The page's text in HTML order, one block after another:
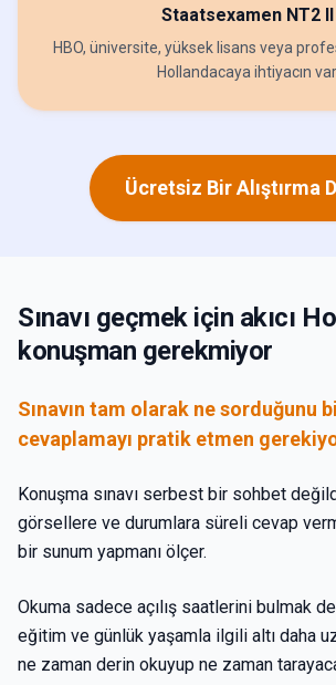
Staatsexamen NT2 II
HBO, üniversite, yüksek lisans veya
Hollandacaya ihtiyacın var.
Ücretsiz Bir Alıştırma
Sınavı geçmek için akıcı
konuşman gerekmiyor
Sınavın tam olarak ne sorduğunu
cevaplamayı pratik etmen
Konuşma sınavı serbest bir sohbet
görsellere ve durumlara süreli cevap
bir sunum yapmanı ölçer.
Okuma sadece açılış saatlerini bulmak
eğitim ve günlük yaşamla ilgili altı daha
ne zaman derin okuyup ne zaman